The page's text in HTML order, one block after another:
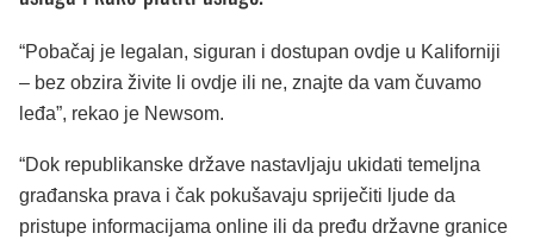
“Pobačaj je legalan, siguran i dostupan ovdje u Kaliforniji
– bez obzira živite li ovdje ili ne, znajte da vam čuvamo
leđa”, rekao je Newsom.
“Dok republikanske države nastavljaju ukidati temeljna
građanska prava i čak pokušavaju spriječiti ljude da
pristupe informacijama online ili da pređu državne granice